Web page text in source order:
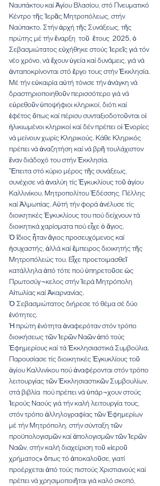
Ναυπάκτου καί Ἁγίου Βλασίου, στό Πνευματικό
Κέντρο τῆς Ἱερᾶς Μητροπόλεως, στήν
Ναύπακτο. Στήν ἀρχή τῆς Συνάξεως, τῆς
πρώτης μέ τήν ἔναρξη  τοῦ  ἔτους  2025, ὁ
Σεβασμιώτατος εὐχήθηκε στούς Ἱερεῖς γιά τόν
νέο χρόνο, νά ἔχουν ὑγεία καί δυνάμεις, γιά νά
ἀνταποκρίνονται στό ἔργο τους στήν Ἐκκλησία.
Μέ τήν εὐκαιρία αὐτή τόνισε τήν ἀνάγκη νά
δραστηριοποιηθοῦν περισσότερο γιά νά
εὐρεθοῦν ὑποψήφιοι κληρικοί, διότι καί
ἐφέτος ὅπως καί πέρισυ συνταξιοδοτοῦνται οἱ
ἠλικιωμένοι κληρικοί καί δέν πρέπει οἱ Ἐνορίες
νά μείνουν χωρίς Κληρικούς. Κάθε Κληρικός
πρέπει νά ἀναζητήση καί νά βρῆ τουλάχιστον
ἕναν διάδοχό του στήν Ἐκκλησία.
Ἔπειτα στό κύριο μέρος τῆς συνάξεως,
συνέχισε νά ἀναλύη τίς Ἐγκυκλίους τοῦ ἁγίου
Καλλινίκου, Μητροπολίτου Ἐδέσσης, Πέλλης
καί Ἀλμωπίας. Αὐτή τήν φορά ἀνέλυσε τίς
διοικητικές Ἐγκυκλίους του πού δείχνουν τά
διοικητικά χαρίσματα πού εἶχε ὁ ἅγιος.
Ὁ ἴδιος ἦταν ἅγιος προσευχόμενος καί
ἠσυχαστής, ἀλλά καί ἔμπειρος διοικητής τῆς
Μητροπόλεώς του. Εἶχε προετοιμασθεῖ
κατάλληλα ἀπό τότε πού ὑπηρετοῦσε ὡς
Πρωτοσύγ¬κελος στήν Ἱερά Μητρόπολη
Αἰτωλίας καί Ἀκαρνανίας.
Ὁ Σεβασμιώτατος διήρεσε τό θέμα σέ δύο
ἑνότητες.
Ἡ πρώτη ἑνότητα ἀναφερόταν στόν τρόπο
διοικήσεως τῶν Ἱερῶν Ναῶν ἀπό τούς
Ἐφημερίους καί τά Ἐκκλησιαστικά Συμβούλια.
Παρουσίασε τίς διοικητικές Ἐγκυκλίους τοῦ
ἁγίου Καλλινίκου πού ἀναφέρονται στόν τρόπο
λειτουργίας τῶν Ἐκκλησιαστικῶν Συμβουλίων,
στά βιβλία  πού πρέπει νά ὑπάρ¬χουν στούς
Ἱερούς Ναούς γιά τήν καλή λειτουργία τους,
στόν τρόπο ἀλληλογραφίας τῶν Ἐφημερίων
μέ τήν Μητρόπολη, στήν σύνταξη τῶν
προϋπολογισμῶν καί ἀπολογισμῶν τῶν Ἱερῶν
Ναῶν, στήν καλή διαχείριση τοῦ «ἱεροῦ
χρήματος» ὅπως τό ἀποκαλοῦσε, γιατί
προέρχεται ἀπό τούς πιστούς Χριστιανούς καί
πρέπει νά χρησιμοποιῆται γιά καλό σκοπό,